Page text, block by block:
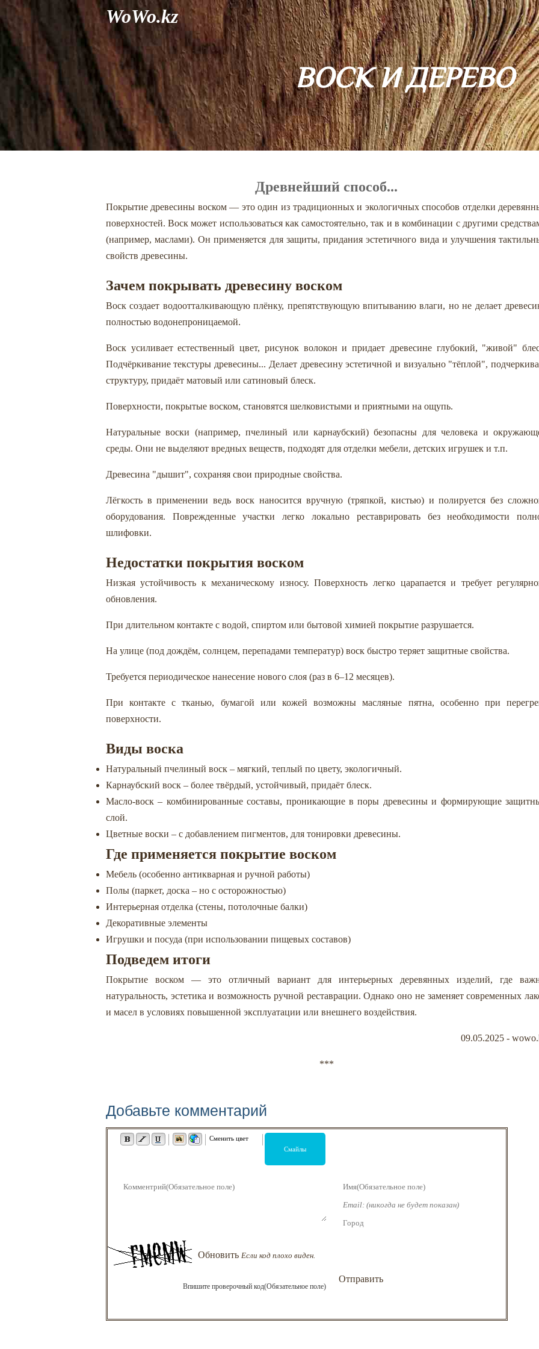
WoWo.kz
ВОСК И ДЕРЕВО
Древнейший способ...
Покрытие древесины воском — это один из традиционных и экологичных способов отделки
поверхностей. Воск может использоваться как самостоятельно, так и в комбинации с другими
(например, маслами). Он применяется для защиты, придания эстетичного вида и улучшения
свойств древесины.
Зачем покрывать древесину воском
Воск создает водоотталкивающую плёнку, препятствующую впитыванию влаги, но не делает
полностью водонепроницаемой.
Воск усиливает естественный цвет, рисунок волокон и придает древесине глубокий, "живой"
Подчёркивание текстуры древесины... Делает древесину эстетичной и визуально "тёплой",
структуру, придаёт матовый или сатиновый блеск.
Поверхности, покрытые воском, становятся шелковистыми и приятными на ощупь.
Натуральные воски (например, пчелиный или карнаубский) безопасны для человека и
среды. Они не выделяют вредных веществ, подходят для отделки мебели, детских игрушек и т.п.
Древесина "дышит", сохраняя свои природные свойства.
Лёгкость в применении ведь воск наносится вручную (тряпкой, кистью) и полируется без
оборудования. Поврежденные участки легко локально реставрировать без необходимости
шлифовки.
Недостатки покрытия воском
Низкая устойчивость к механическому износу. Поверхность легко царапается и требует
обновления.
При длительном контакте с водой, спиртом или бытовой химией покрытие разрушается.
На улице (под дождём, солнцем, перепадами температур) воск быстро теряет защитные свойства.
Требуется периодическое нанесение нового слоя (раз в 6–12 месяцев).
При контакте с тканью, бумагой или кожей возможны масляные пятна, особенно при
поверхности.
Виды воска
Натуральный пчелиный воск – мягкий, теплый по цвету, экологичный.
Карнаубский воск – более твёрдый, устойчивый, придаёт блеск.
Масло-воск – комбинированные составы, проникающие в поры древесины и формирующие
слой.
Цветные воски – с добавлением пигментов, для тонировки древесины.
Где применяется покрытие воском
Мебель (особенно антикварная и ручной работы)
Полы (паркет, доска – но с осторожностью)
Интерьерная отделка (стены, потолочные балки)
Декоративные элементы
Игрушки и посуда (при использовании пищевых составов)
Подведем итоги
Покрытие воском — это отличный вариант для интерьерных деревянных изделий, где
натуральность, эстетика и возможность ручной реставрации. Однако оно не заменяет современных
и масел в условиях повышенной эксплуатации или внешнего воздействия.
09.05.2025 -
***
Добавьте комментарий
Если код плохо виден.
Впишите проверочный код(Обязательное поле)